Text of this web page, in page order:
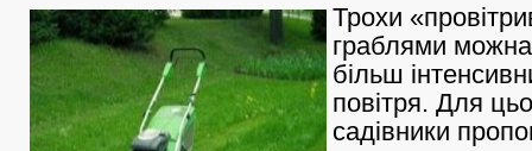
Трохи
граблями можна
більш
повітря. Для
садівники